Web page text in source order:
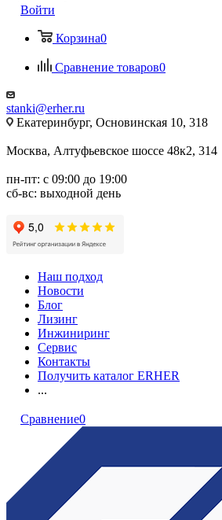
Войти
Корзина0
Сравнение товаров0
stanki@erher.ru
Екатеринбург, Основинская 10, 318
Москва, Алтуфьевское шоссе 48к2, 314
пн-пт: с 09:00 до 19:00
сб-вс: выходной день
Наш подход
Новости
Блог
Лизинг
Инжиниринг
Сервис
Контакты
Получить каталог ERHER
...
Сравнение0